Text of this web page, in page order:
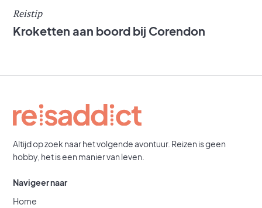
Reistip
Kroketten aan boord bij Corendon
Altijd op zoek naar het volgende avontuur. Reizen is geen
hobby, het is een manier van leven.
Navigeer naar
Home